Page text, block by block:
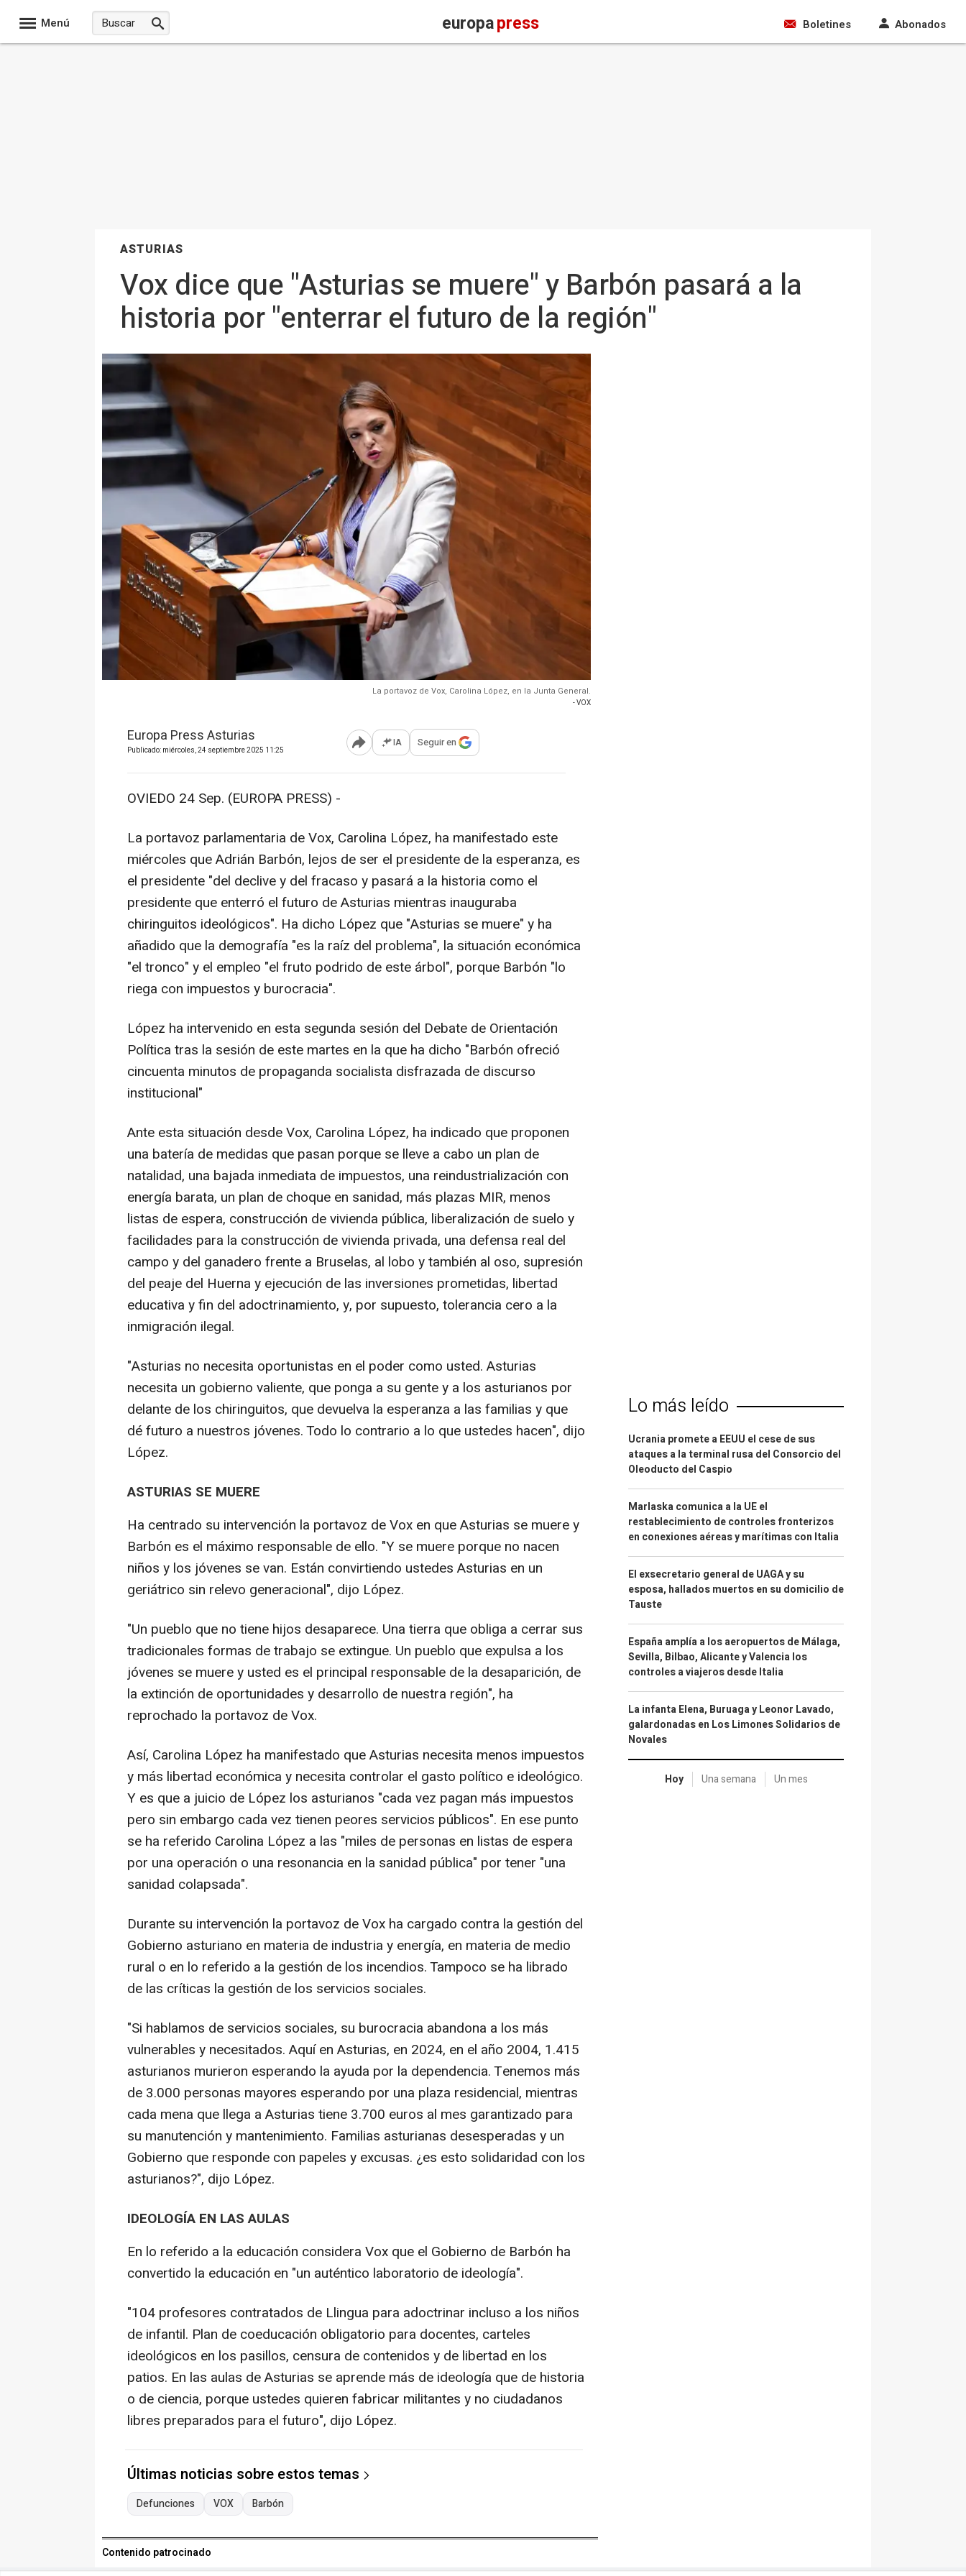
Menú europapress Boletines Abonados
ASTURIAS
Vox dice que "Asturias se muere" y Barbón pasará a la
historia por "enterrar el futuro de la región"
La portavoz de Vox, Carolina López, en la Junta General.
- VOX
Europa Press Asturias
Publicado: miércoles, 24 septiembre 2025 11:25 Abrir opciones para compartir
IA Seguir en
OVIEDO 24 Sep. (EUROPA PRESS) -
La portavoz parlamentaria de Vox, Carolina López, ha manifestado este
miércoles que Adrián Barbón, lejos de ser el presidente de la esperanza, es
el presidente "del declive y del fracaso y pasará a la historia como el
presidente que enterró el futuro de Asturias mientras inauguraba
chiringuitos ideológicos". Ha dicho López que "Asturias se muere" y ha
añadido que la demografía "es la raíz del problema", la situación económica
"el tronco" y el empleo "el fruto podrido de este árbol", porque Barbón "lo
riega con impuestos y burocracia".
López ha intervenido en esta segunda sesión del Debate de Orientación
Política tras la sesión de este martes en la que ha dicho "Barbón ofreció
cincuenta minutos de propaganda socialista disfrazada de discurso
institucional"
Ante esta situación desde Vox, Carolina López, ha indicado que proponen
una batería de medidas que pasan porque se lleve a cabo un plan de
natalidad, una bajada inmediata de impuestos, una reindustrialización con
energía barata, un plan de choque en sanidad, más plazas MIR, menos
listas de espera, construcción de vivienda pública, liberalización de suelo y
facilidades para la construcción de vivienda privada, una defensa real del
campo y del ganadero frente a Bruselas, al lobo y también al oso, supresión
del peaje del Huerna y ejecución de las inversiones prometidas, libertad
educativa y fin del adoctrinamiento, y, por supuesto, tolerancia cero a la
inmigración ilegal.
"Asturias no necesita oportunistas en el poder como usted. Asturias
necesita un gobierno valiente, que ponga a su gente y a los asturianos por
delante de los chiringuitos, que devuelva la esperanza a las familias y que
dé futuro a nuestros jóvenes. Todo lo contrario a lo que ustedes hacen", dijo
López.
ASTURIAS SE MUERE
Ha centrado su intervención la portavoz de Vox en que Asturias se muere y
Barbón es el máximo responsable de ello. "Y se muere porque no nacen
niños y los jóvenes se van. Están convirtiendo ustedes Asturias en un
geriátrico sin relevo generacional", dijo López.
"Un pueblo que no tiene hijos desaparece. Una tierra que obliga a cerrar sus
tradicionales formas de trabajo se extingue. Un pueblo que expulsa a los
jóvenes se muere y usted es el principal responsable de la desaparición, de
la extinción de oportunidades y desarrollo de nuestra región", ha
reprochado la portavoz de Vox.
Así, Carolina López ha manifestado que Asturias necesita menos impuestos
y más libertad económica y necesita controlar el gasto político e ideológico.
Y es que a juicio de López los asturianos "cada vez pagan más impuestos
pero sin embargo cada vez tienen peores servicios públicos". En ese punto
se ha referido Carolina López a las "miles de personas en listas de espera
por una operación o una resonancia en la sanidad pública" por tener "una
sanidad colapsada".
Durante su intervención la portavoz de Vox ha cargado contra la gestión del
Gobierno asturiano en materia de industria y energía, en materia de medio
rural o en lo referido a la gestión de los incendios. Tampoco se ha librado
de las críticas la gestión de los servicios sociales.
"Si hablamos de servicios sociales, su burocracia abandona a los más
vulnerables y necesitados. Aquí en Asturias, en 2024, en el año 2004, 1.415
asturianos murieron esperando la ayuda por la dependencia. Tenemos más
de 3.000 personas mayores esperando por una plaza residencial, mientras
cada mena que llega a Asturias tiene 3.700 euros al mes garantizado para
su manutención y mantenimiento. Familias asturianas desesperadas y un
Gobierno que responde con papeles y excusas. ¿es esto solidaridad con los
asturianos?", dijo López.
IDEOLOGÍA EN LAS AULAS
En lo referido a la educación considera Vox que el Gobierno de Barbón ha
convertido la educación en "un auténtico laboratorio de ideología".
"104 profesores contratados de Llingua para adoctrinar incluso a los niños
de infantil. Plan de coeducación obligatorio para docentes, carteles
ideológicos en los pasillos, censura de contenidos y de libertad en los
patios. En las aulas de Asturias se aprende más de ideología que de historia
o de ciencia, porque ustedes quieren fabricar militantes y no ciudadanos
libres preparados para el futuro", dijo López.
Últimas noticias sobre estos temas
Defunciones VOX Barbón
Contenido patrocinado
Lo más leído
Ucrania promete a EEUU el cese de sus
ataques a la terminal rusa del Consorcio del
Oleoducto del Caspio
Marlaska comunica a la UE el
restablecimiento de controles fronterizos
en conexiones aéreas y marítimas con Italia
El exsecretario general de UAGA y su
esposa, hallados muertos en su domicilio de
Tauste
España amplía a los aeropuertos de Málaga,
Sevilla, Bilbao, Alicante y Valencia los
controles a viajeros desde Italia
La infanta Elena, Buruaga y Leonor Lavado,
galardonadas en Los Limones Solidarios de
Novales
Hoy Una semana Un mes